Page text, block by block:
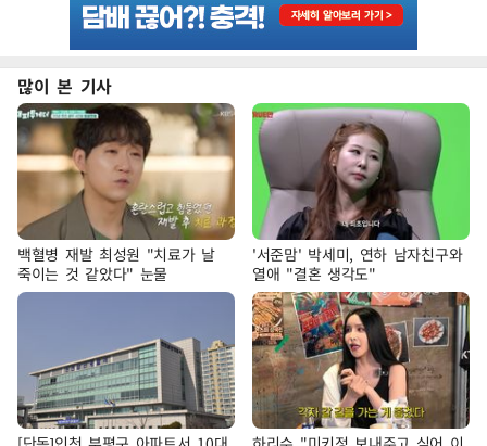
많이 본 기사
백혈병 재발 최성원 "치료가 날
죽이는 것 같았다" 눈물
'서준맘' 박세미, 연하 남자친구와
열애 "결혼 생각도"